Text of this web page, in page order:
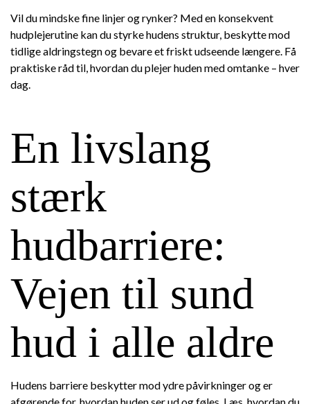
Vil du mindske fine linjer og rynker? Med en konsekvent
hudplejerutine kan du styrke hudens struktur, beskytte mod
tidlige aldringstegn og bevare et friskt udseende længere. Få
praktiske råd til, hvordan du plejer huden med omtanke – hver
dag.
En livslang
stærk
hudbarriere:
Vejen til sund
hud i alle aldre
Hudens barriere beskytter mod ydre påvirkninger og er